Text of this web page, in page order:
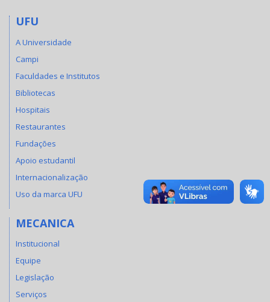
UFU
A Universidade
Campi
Faculdades e Institutos
Bibliotecas
Hospitais
Restaurantes
Fundações
Apoio estudantil
Internacionalização
Uso da marca UFU
MECANICA
Institucional
Equipe
Legislação
Serviços